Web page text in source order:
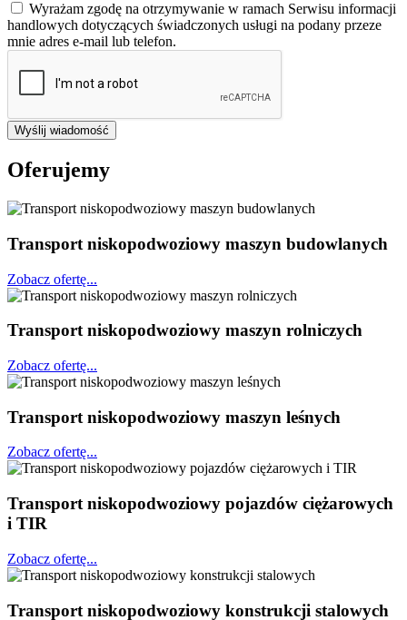
Wyrażam zgodę na otrzymywanie w ramach Serwisu informacji
handlowych dotyczących świadczonych usługi na podany przeze
mnie adres e-mail lub telefon.
Wyślij wiadomość
Oferujemy
Transport niskopodwoziowy maszyn budowlanych
Zobacz ofertę...
Transport niskopodwoziowy maszyn rolniczych
Zobacz ofertę...
Transport niskopodwoziowy maszyn leśnych
Zobacz ofertę...
Transport niskopodwoziowy pojazdów ciężarowych
i TIR
Zobacz ofertę...
Transport niskopodwoziowy konstrukcji stalowych